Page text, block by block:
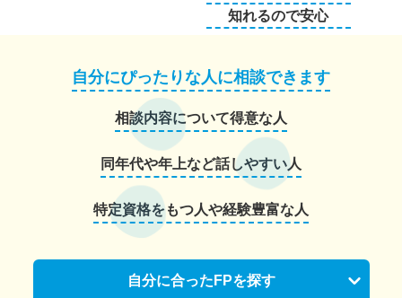
知れるので安心
自分にぴったりな人に相談できます
相談内容について得意な人
同年代や年上など話しやすい人
特定資格をもつ人や経験豊富な人
自分に合ったFPを探す